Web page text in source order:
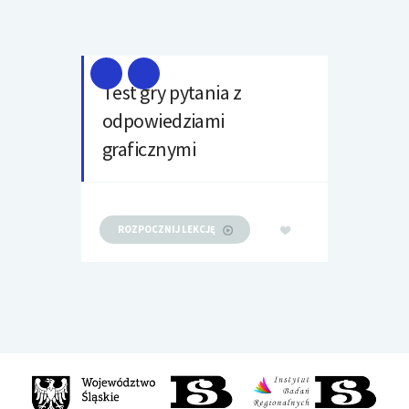
Test gry pytania z
odpowiedziami
graficznymi
ROZPOCZNIJ LEKCJĘ